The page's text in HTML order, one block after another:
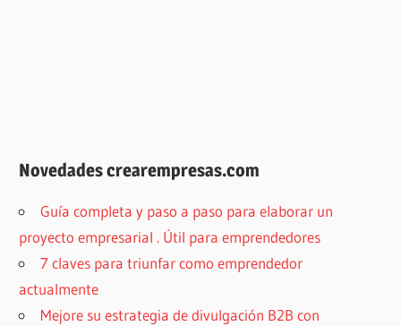
Novedades crearempresas.com
Guía completa y paso a paso para elaborar un
proyecto empresarial . Útil para emprendedores
7 claves para triunfar como emprendedor
actualmente
Mejore su estrategia de divulgación B2B con